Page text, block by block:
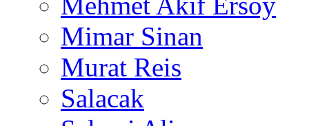
Mimar Sinan
Murat Reis
Salacak